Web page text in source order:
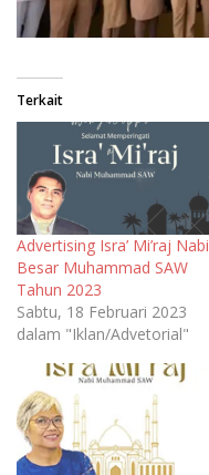
Terkait
Advertising Isra’ Mi’raj Nabi
Besar Muhammad SAW
Tahun 2023
Sabtu, 18 Februari 2023
dalam "Iklan/Advetorial"